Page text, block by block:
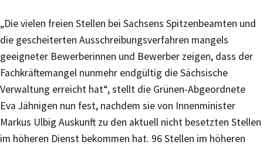
„Die vielen freien Stellen bei Sachsens Spitzenbeamten und
die gescheiterten Ausschreibungsverfahren mangels
geeigneter Bewerberinnen und Bewerber zeigen, dass der
Fachkräftemangel nunmehr endgültig die Sächsische
Verwaltung erreicht hat“, stellt die Grünen-Abgeordnete
Eva Jähnigen nun fest, nachdem sie von Innenminister
Markus Ulbig Auskunft zu den aktuell nicht besetzten Stellen
im höheren Dienst bekommen hat. 96 Stellen im höheren